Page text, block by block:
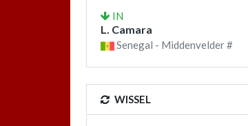
IN
L. Camara
Senegal - Middenvelder #
WISSEL